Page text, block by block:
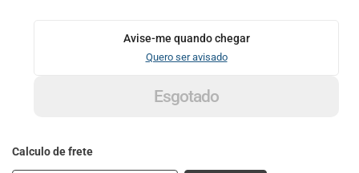
Esgotado
Avise-me quando chegar
Quero ser avisado